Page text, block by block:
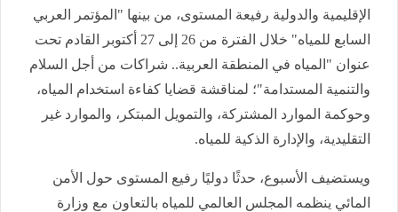
الإقليمية والدولية رفيعة المستوى، من بينها "المؤتمر العربي
السابع للمياه" خلال الفترة من 26 إلى 27 أكتوبر القادم تحت
عنوان "المياه في المنطقة العربية.. شراكات من أجل السلام
والتنمية المستدامة"؛ لمناقشة قضايا كفاءة استخدام المياه،
وحوكمة الموارد المشتركة، والتمويل المبتكر، والموارد غير
التقليدية، والإدارة الذكية للمياه.
ويستضيف الأسبوع، حدثًا دوليًا رفيع المستوى حول الأمن
المائي ينظمه المجلس العالمي للمياه بالتعاون مع وزارة